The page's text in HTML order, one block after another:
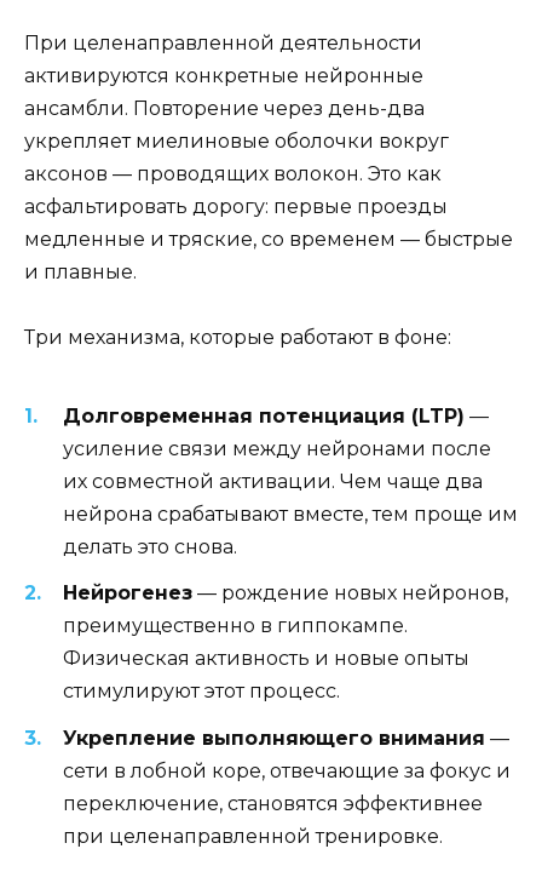
При целенаправленной деятельности
активируются конкретные нейронные
ансамбли. Повторение через день-два
укрепляет миелиновые оболочки вокруг
аксонов — проводящих волокон. Это как
асфальтировать дорогу: первые проезды
медленные и тряские, со временем — быстрые
и плавные.
Три механизма, которые работают в фоне:
Долговременная потенциация (LTP) —
усиление связи между нейронами после
их совместной активации. Чем чаще два
нейрона срабатывают вместе, тем проще им
делать это снова.
Нейрогенез — рождение новых нейронов,
преимущественно в гиппокампе.
Физическая активность и новые опыты
стимулируют этот процесс.
Укрепление выполняющего внимания —
сети в лобной коре, отвечающие за фокус и
переключение, становятся эффективнее
при целенаправленной тренировке.